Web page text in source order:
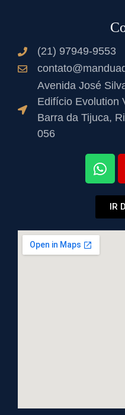
(21) 97949-9553
Avenida José
Edifício Evolution
Barra da Tijuca,
056
IR